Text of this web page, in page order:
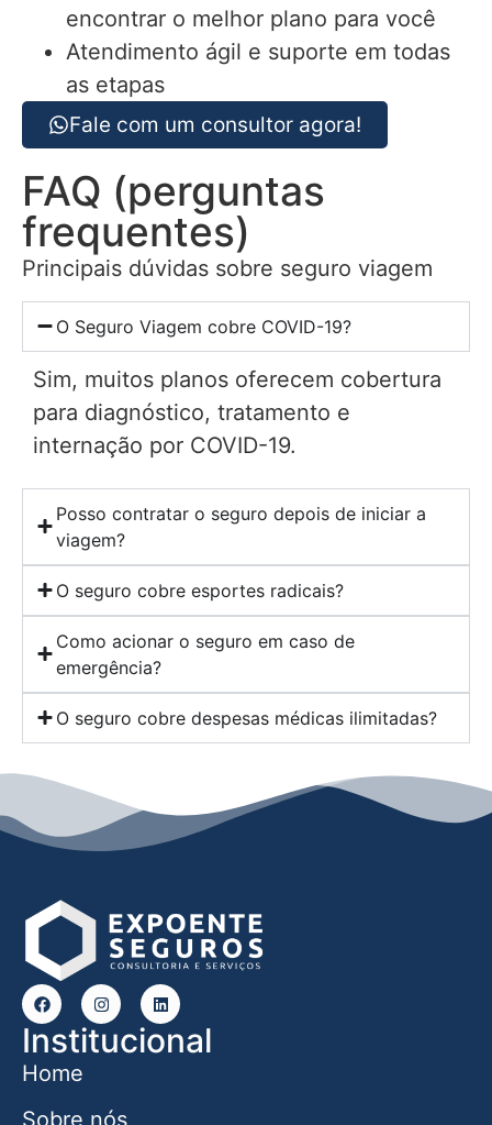
encontrar o melhor plano para você
Atendimento ágil e suporte em todas
as etapas
Fale com um consultor agora!
FAQ (perguntas
frequentes)
Principais dúvidas sobre seguro viagem
O Seguro Viagem cobre COVID-19?
Sim, muitos planos oferecem cobertura
para diagnóstico, tratamento e
internação por COVID-19.
Posso contratar o seguro depois de iniciar a
viagem?
O seguro cobre esportes radicais?
Como acionar o seguro em caso de
emergência?
O seguro cobre despesas médicas ilimitadas?
Institucional
Home